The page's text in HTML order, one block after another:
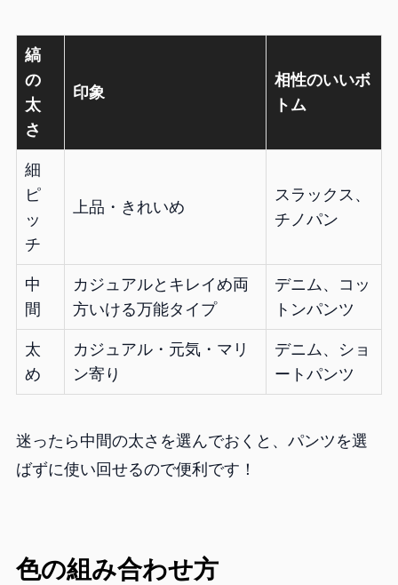
縞
の
太
さ
印象
相性のいいボ
トム
細
ピ
ッ
チ
上品・きれいめ
スラックス、
チノパン
中
間
カジュアルとキレイめ両
方いける万能タイプ
デニム、コッ
トンパンツ
太
め
カジュアル・元気・マリ
ン寄り
デニム、ショ
ートパンツ
迷ったら中間の太さを選んでおくと、パンツを選
ばずに使い回せるので便利です！
色の組み合わせ方